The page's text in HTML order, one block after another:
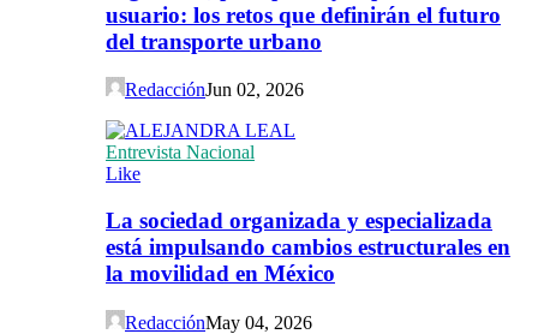
usuario: los retos que definirán el futuro
del transporte urbano
RedacciónJun 02, 2026
Entrevista Nacional
Like
La sociedad organizada y especializada
está impulsando cambios estructurales en
la movilidad en México
RedacciónMay 04, 2026